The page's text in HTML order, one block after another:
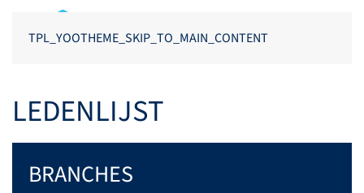
TPL_YOOTHEME_SKIP_TO_MAIN_CONTENT
LEDENLIJST
BRANCHES